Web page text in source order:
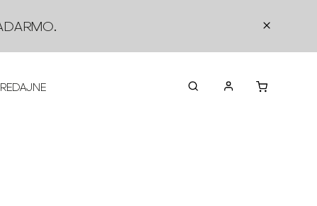
.
KONTAKTY